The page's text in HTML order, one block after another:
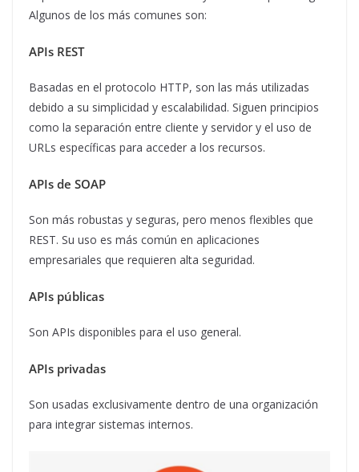
Algunos de los más comunes son:
APIs REST
Basadas en el protocolo HTTP, son las más utilizadas
debido a su simplicidad y escalabilidad. Siguen principios
como la separación entre cliente y servidor y el uso de
URLs específicas para acceder a los recursos.
APIs de SOAP
Son más robustas y seguras, pero menos flexibles que
REST. Su uso es más común en aplicaciones
empresariales que requieren alta seguridad.
APIs públicas
Son APIs disponibles para el uso general.
APIs privadas
Son usadas exclusivamente dentro de una organización
para integrar sistemas internos.